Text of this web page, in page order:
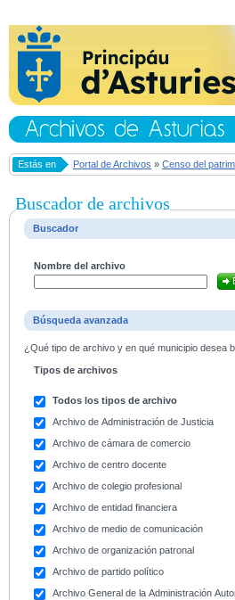
Estás en Portal de Archivos » Censo del
Buscador de archivos
Buscador
Nombre del archivo
Búsqueda avanzada
¿Qué tipo de archivo y en qué municipio desea
Tipos de archivos
Todos los tipos de archivo
Archivo de Administración de Justicia
Archivo de cámara de comercio
Archivo de centro docente
Archivo de colegio profesional
Archivo de entidad financiera
Archivo de medio de comunicación
Archivo de organización patronal
Archivo de partido político
Archivo General de la Administración